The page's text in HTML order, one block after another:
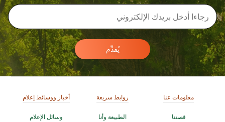
يُقدِّم
معلومات عنا
قصتنا
روابط سريعة
الطبيعة وأنا
أخبار ووسائط إعلام
وسائل الإعلام